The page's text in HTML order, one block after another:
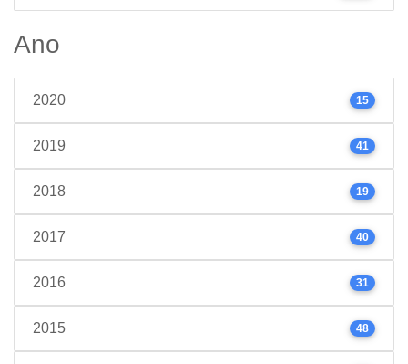
Ano
2020 15
2019 41
2018 19
2017 40
2016 31
2015 48